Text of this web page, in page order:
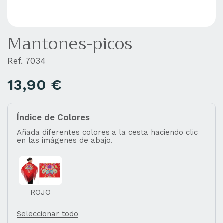
Mantones-picos
Índice de Colores
Añada diferentes colores a la cesta haciendo clic
en las imágenes de abajo.
ROJO
Seleccionar todo
Ref. 7034
13,90 €